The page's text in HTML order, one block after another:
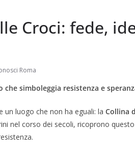
Croci: fede,
Roma
simboleggia resistenza e
un luogo che non ha eguali: la Collina
nel corso dei secoli, ricoprono